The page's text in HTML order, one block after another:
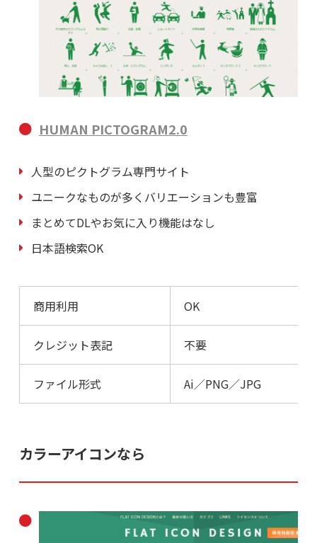
HUMAN PICTOGRAM2.0
人型のピクトグラム専門サイト
ユニークなものが多くバリエーションも豊富
まとめてDLやお気に入り機能はなし
日本語検索OK
商用利用 OK
クレジット表記 不要
ファイル形式 Ai／PNG／JPG
カラーアイコンなら